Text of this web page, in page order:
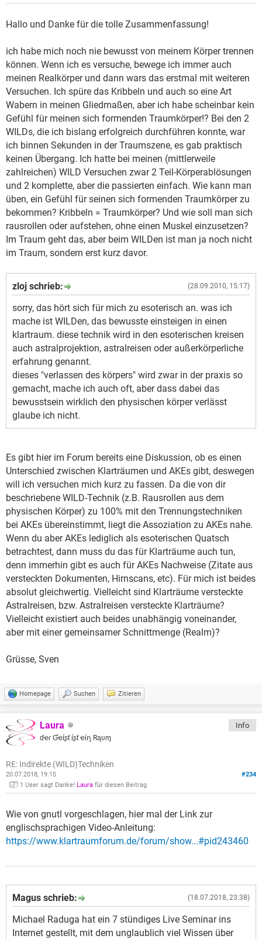
Hallo und Danke für die tolle Zusammenfassung!
ich habe mich noch nie bewusst von meinem Körper trennen
können. Wenn ich es versuche, bewege ich immer auch
meinen Realkörper und dann wars das erstmal mit weiteren
Versuchen. Ich spüre das Kribbeln und auch so eine Art
Wabern in meinen Gliedmaßen, aber ich habe scheinbar kein
Gefühl für meinen sich formenden Traumkörper!? Bei den 2
WILDs, die ich bislang erfolgreich durchführen konnte, war
ich binnen Sekunden in der Traumszene, es gab praktisch
keinen Übergang. Ich hatte bei meinen (mittlerweile
zahlreichen) WILD Versuchen zwar 2 Teil-Körperablösungen
und 2 komplette, aber die passierten einfach. Wie kann man
üben, ein Gefühl für seinen sich formenden Traumkörper zu
bekommen? Kribbeln = Traumkörper? Und wie soll man sich
rausrollen oder aufstehen, ohne einen Muskel einzusetzen?
Im Traum geht das, aber beim WILDen ist man ja noch nicht
im Traum, sondern erst kurz davor.
(28.09.2010, 15:17)
zloj schrieb:
sorry, das hört sich für mich zu esoterisch an. was ich
mache ist WILDen, das bewusste einsteigen in einen
klartraum. diese technik wird in den esoterischen kreisen
auch astralprojektion, astralreisen oder außerkörperliche
erfahrung genannt.
dieses "verlassen des körpers" wird zwar in der praxis so
gemacht, mache ich auch oft, aber dass dabei das
bewusstsein wirklich den physischen körper verlässt
glaube ich nicht.
Es gibt hier im Forum bereits eine Diskussion, ob es einen
Unterschied zwischen Klarträumen und AKEs gibt, deswegen
will ich versuchen mich kurz zu fassen. Da die von dir
beschriebene WILD-Technik (z.B. Rausrollen aus dem
physischen Körper) zu 100% mit den Trennungstechniken
bei AKEs übereinstimmt, liegt die Assoziation zu AKEs nahe.
Wenn du aber AKEs lediglich als esoterischen Quatsch
betrachtest, dann muss du das für Klarträume auch tun,
denn immerhin gibt es auch für AKEs Nachweise (Zitate aus
versteckten Dokumenten, Hirnscans, etc). Für mich ist beides
absolut gleichwertig. Vielleicht sind Klarträume versteckte
Astralreisen, bzw. Astralreisen versteckte Klarträume?
Vielleicht existiert auch beides unabhängig voneinander,
aber mit einer gemeinsamer Schnittmenge (Realm)?
Grüsse, Sven
Homepage Suchen Zitieren
Laura
ɗҽɾ Ɠҽíʂƭ íʂƭ ҽíղ Rąʋɱ
Info
RE: Indirekte (WILD)Techniken
#234
20.07.2018, 19:15
1 User sagt Danke! Laura für diesen Beitrag
Wie von gnutl vorgeschlagen, hier mal der Link zur
englischsprachigen Video-Anleitung:
https://www.klartraumforum.de/forum/show...#pid243460
(18.07.2018, 23:38)
Magus schrieb:
Michael Raduga hat ein 7 stündiges Live Seminar ins
Internet gestellt, mit dem unglaublich viel Wissen über